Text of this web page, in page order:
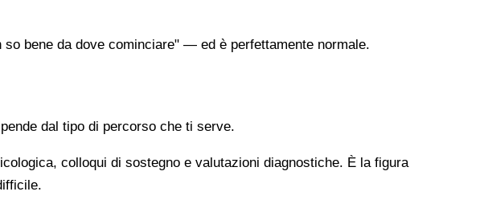
bene da dove cominciare" — ed è perfettamente normale.
dal tipo di percorso che ti serve.
colloqui di sostegno e valutazioni diagnostiche. È la figura